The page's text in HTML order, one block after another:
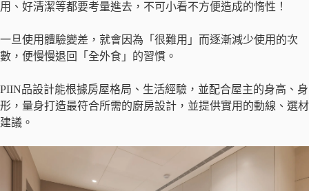
用、好清潔等都要考量進去，不可小看不方便造成的惰性！
一旦使用體驗變差，就會因為「很難用」而逐漸減少使用的次
數，便慢慢退回「全外食」的習慣。
PIIN品設計能根據房屋格局、生活經驗，並配合屋主的身高、身
形，量身打造最符合所需的廚房設計，並提供實用的動線、選材
建議。